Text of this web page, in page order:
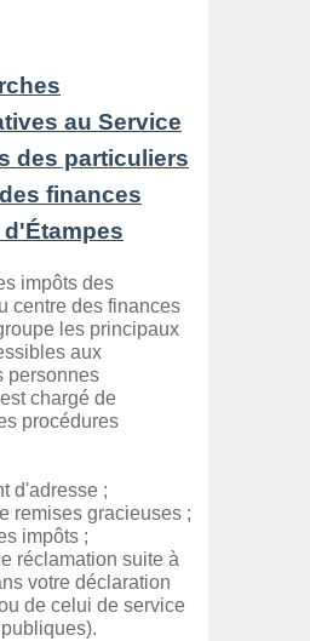
au Service
des particuliers
finances
impôts des
centre des finances
les principaux
aux
personnes
chargé de
procédures
d'adresse ;
remises gracieuses ;
impôts ;
réclamation suite à
votre déclaration
de celui de service